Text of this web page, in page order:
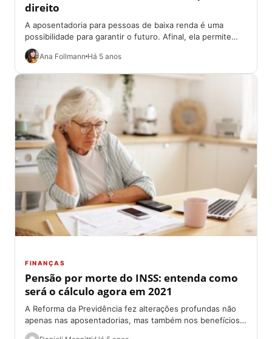
direito
A aposentadoria para pessoas de baixa renda é uma
possibilidade para garantir o futuro. Afinal, ela permite
que o cidadão receba um...
Ana Follmann Há 5 anos
FINANÇAS
Pensão por morte do INSS: entenda como
será o cálculo agora em 2021
A Reforma da Previdência fez alterações profundas não
apenas nas aposentadorias, mas também nos benefícios
recebidos pelos pensionistas. No que se refere...